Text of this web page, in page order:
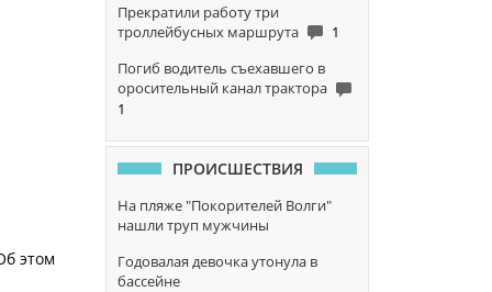
этом
Прекратили работу три
троллейбусных маршрута
1
Погиб водитель съехавшего в
оросительный канал трактора
1
ПРОИСШЕСТВИЯ
На пляже "Покорителей Волги"
нашли труп мужчины
Годовалая девочка утонула в
бассейне